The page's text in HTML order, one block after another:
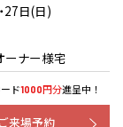
27日(日)
ーナー様宅
ド1000円分進呈中！
ご来場予約